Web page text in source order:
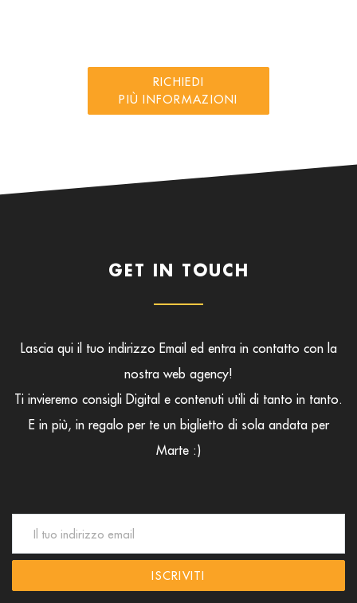
RICHIEDI
PIÙ INFORMAZIONI
GET IN TOUCH
Lascia qui il tuo indirizzo Email ed entra in contatto con la
nostra web agency!
Ti invieremo consigli Digital e contenuti utili di tanto in tanto.
E in più, in regalo per te un biglietto di sola andata per
Marte :)
ISCRIVITI